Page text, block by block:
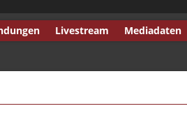
Livestream
Mediadaten